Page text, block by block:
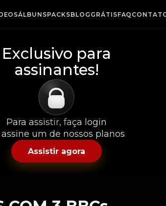
ÁLBUNSPACKSBLOG GRÁTISFAQ
Exclusivo para
assinantes!
Para assistir, faça login
um de nossos planos
Assistir agora